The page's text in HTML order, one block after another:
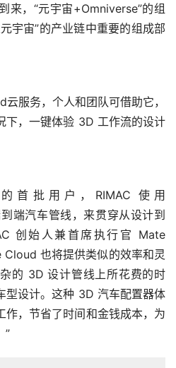
服务，个人和团队可借助它，
首批用户，RIMAC 使用
Cloud 也将提供类似的效率和灵
的 3D 设计管线上所花费的时
型设计。这种 3D 汽车配置器体
作，节省了时间和金钱成本，为
”